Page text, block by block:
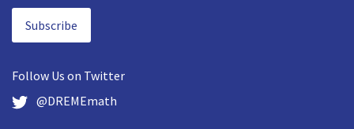
Subscribe
Follow Us on Twitter
@DREMEmath